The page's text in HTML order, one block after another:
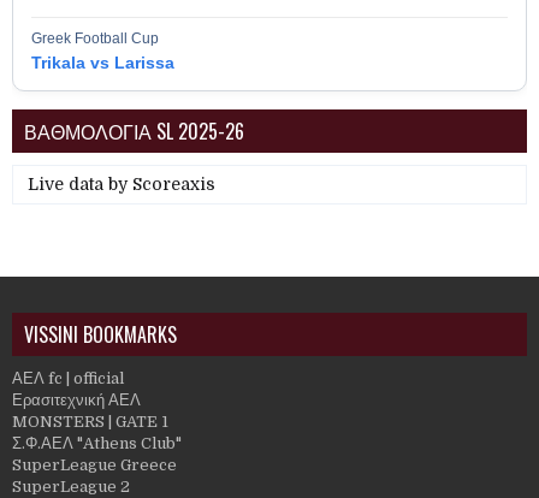
Greek Football Cup
Trikala vs Larissa
ΒΑΘΜΟΛΟΓΙΑ SL 2025-26
Live data by Scoreaxis
VISSINI BOOKMARKS
ΑΕΛ fc | official
Ερασιτεχνική ΑΕΛ
MONSTERS | GATE 1
Σ.Φ.ΑΕΛ "Athens Club"
SuperLeague Greece
SuperLeague 2